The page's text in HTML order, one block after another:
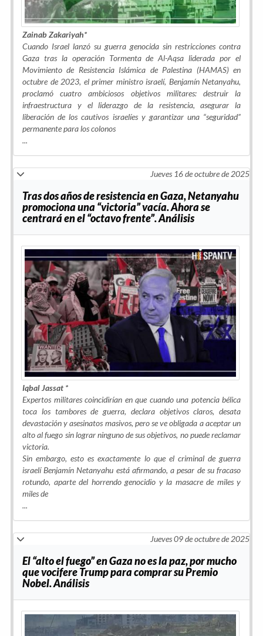
Zainab Zakariyah*
Cuando Israel lanzó su guerra genocida sin restricciones contra
Gaza tras la operación Tormenta de Al-Aqsa liderada por el
Movimiento de Resistencia Islámica de Palestina (HAMAS) en
octubre de 2023, el primer ministro israelí, Benjamín Netanyahu,
proclamó cuatro ambiciosos objetivos militares: destruir la
infraestructura y el liderazgo de la resistencia, asegurar la
liberación de los cautivos israelíes y garantizar una “seguridad”
permanente para los colonos
...
Jueves 16 de octubre de 2025
Tras dos años de resistencia en Gaza, Netanyahu
promociona una “victoria” vacía. Ahora se
centrará en el “octavo frente”. Análisis
Iqbal Jassat *
Expertos militares coincidirían en que cuando una potencia bélica
toca los tambores de guerra, declara objetivos claros, desata
devastación y asesinatos masivos, pero se ve obligada a aceptar un
alto al fuego sin lograr ninguno de sus objetivos, no puede reclamar
victoria.
Sin embargo, esto es exactamente lo que el criminal de guerra
israelí Benjamín Netanyahu está afirmando, a pesar de su fracaso
rotundo, aparte del horrendo genocidio y la masacre de miles y
miles de
...
Jueves 09 de octubre de 2025
El “alto el fuego” en Gaza no es la paz, por mucho
que vocifere Trump para comprar su Premio
Nobel. Análisis